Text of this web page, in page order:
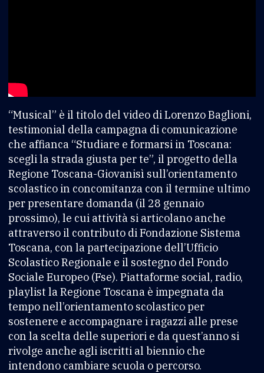
“Musical” è il titolo del video di Lorenzo Baglioni,
testimonial della campagna di comunicazione
che affianca “Studiare e formarsi in Toscana:
scegli la strada giusta per te”, il progetto della
Regione Toscana-Giovanisì sull’orientamento
scolastico in concomitanza con il termine ultimo
per presentare domanda (il 28 gennaio
prossimo), le cui attività si articolano anche
attraverso il contributo di Fondazione Sistema
Toscana, con la partecipazione dell’Ufficio
Scolastico Regionale e il sostegno del Fondo
Sociale Europeo (Fse). Piattaforme social, radio,
playlist la Regione Toscana è impegnata da
tempo nell’orientamento scolastico per
sostenere e accompagnare i ragazzi alle prese
con la scelta delle superiori e da quest’anno si
rivolge anche agli iscritti al biennio che
intendono cambiare scuola o percorso.